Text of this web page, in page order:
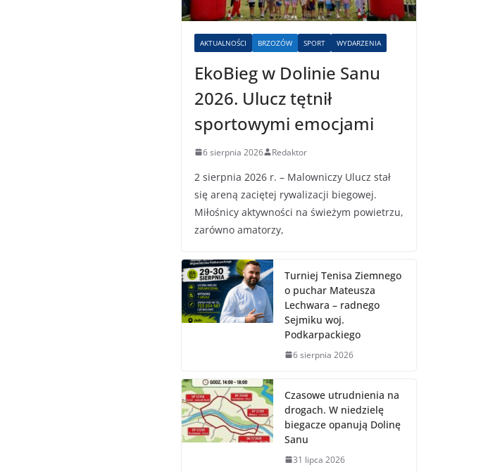
AKTUALNOŚCI BRZOZÓW SPORT WYDARZENIA
EkoBieg w Dolinie Sanu
2026. Ulucz tętnił
sportowymi emocjami
6 sierpnia 2026 Redaktor
2 sierpnia 2026 r. – Malowniczy Ulucz stał
się areną zaciętej rywalizacji biegowej.
Miłośnicy aktywności na świeżym powietrzu,
zarówno amatorzy,
Turniej Tenisa Ziemnego
o puchar Mateusza
Lechwara – radnego
Sejmiku woj.
Podkarpackiego
6 sierpnia 2026
Czasowe utrudnienia na
drogach. W niedzielę
biegacze opanują Dolinę
Sanu
31 lipca 2026